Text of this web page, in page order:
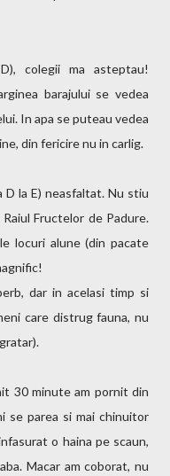
colegii ma asteptau!
barajului se vedea
In apa se puteau vedea
din fericire nu in carlig.
D la E) neasfaltat. Nu stiu
Fructelor de Padure.
locuri alune (din pacate
dar in acelasi timp si
care distrug fauna, nu
30 minute am pornit din
se parea si mai chinuitor
o haina pe scaun,
Macar am coborat, nu